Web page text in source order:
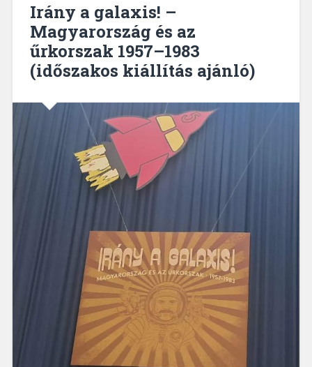
Irány a galaxis! –
Magyarország és az
űrkorszak 1957–1983
(időszakos kiállítás ajánló)